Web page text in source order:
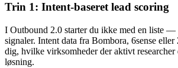
Trin 1: Intent-baseret lead scoring
I Outbound 2.0 starter du ikke med en liste —
signaler. Intent data fra Bombora, 6sense
dig, hvilke virksomheder der aktivt researcher
løsning.